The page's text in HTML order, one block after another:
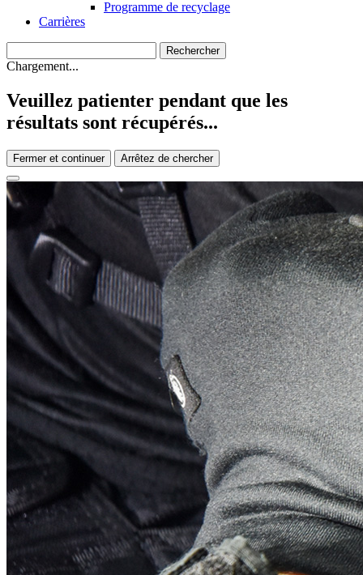
Programme de recyclage
Carrières
Chargement...
Veuillez patienter pendant que les
résultats sont récupérés...
Fermer et continuer Arrêtez de chercher